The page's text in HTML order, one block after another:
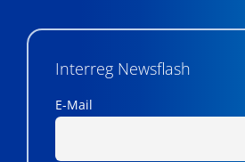
Interreg Newsflash
E-Mail